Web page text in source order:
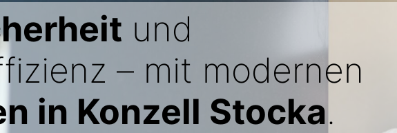
und
– mit modernen
in Konzell Stocka.